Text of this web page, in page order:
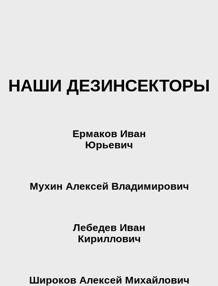
НАШИ ДЕЗИНСЕКТОРЫ
Ермаков Иван
Юрьевич
Мухин Алексей Владимирович
Лебедев Иван
Кириллович
Широков Алексей Михайлович